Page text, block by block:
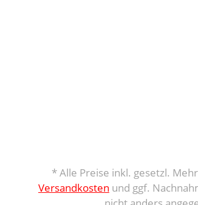
* Alle Preise inkl. gesetzl.
Versandkosten und ggf.